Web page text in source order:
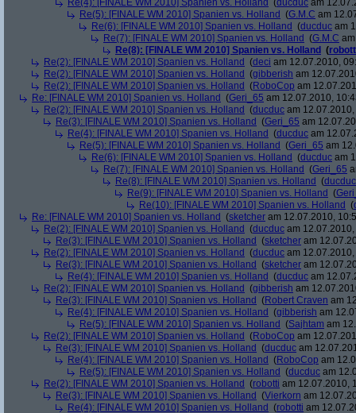
Re(4): [FINALE WM 2010] Spanien vs. Holland (ducduc am
Re(5): [FINALE WM 2010] Spanien vs. Holland (G.M.C am
Re(6): [FINALE WM 2010] Spanien vs. Holland (ducduc am
Re(7): [FINALE WM 2010] Spanien vs. Holland (G.M.C
Re(8): [FINALE WM 2010] Spanien vs. Holland (
Re(2): [FINALE WM 2010] Spanien vs. Holland (deci am 12.07.2010,
Re(2): [FINALE WM 2010] Spanien vs. Holland (gibberish am
Re(2): [FINALE WM 2010] Spanien vs. Holland (RoboCop am
Re: [FINALE WM 2010] Spanien vs. Holland (Geri_65 am 12.07.2010,
Re(2): [FINALE WM 2010] Spanien vs. Holland (ducduc am
Re(3): [FINALE WM 2010] Spanien vs. Holland (Geri_65 am
Re(4): [FINALE WM 2010] Spanien vs. Holland (ducduc am
Re(5): [FINALE WM 2010] Spanien vs. Holland (Geri_65 am
Re(6): [FINALE WM 2010] Spanien vs. Holland (ducduc am
Re(7): [FINALE WM 2010] Spanien vs. Holland (Geri_65
Re(8): [FINALE WM 2010] Spanien vs. Holland (ducduc
Re(9): [FINALE WM 2010] Spanien vs. Holland (
Re(10): [FINALE WM 2010] Spanien vs. Holland (
Re: [FINALE WM 2010] Spanien vs. Holland (sketcher am 12.07.2010,
Re(2): [FINALE WM 2010] Spanien vs. Holland (ducduc am
Re(3): [FINALE WM 2010] Spanien vs. Holland (sketcher am
Re(2): [FINALE WM 2010] Spanien vs. Holland (ducduc am
Re(3): [FINALE WM 2010] Spanien vs. Holland (sketcher am
Re(4): [FINALE WM 2010] Spanien vs. Holland (ducduc am
Re(2): [FINALE WM 2010] Spanien vs. Holland (gibberish am
Re(3): [FINALE WM 2010] Spanien vs. Holland (Robert Craven am
Re(4): [FINALE WM 2010] Spanien vs. Holland (gibberish am
Re(5): [FINALE WM 2010] Spanien vs. Holland (Sajhtam am
Re(2): [FINALE WM 2010] Spanien vs. Holland (RoboCop am
Re(3): [FINALE WM 2010] Spanien vs. Holland (ducduc am
Re(4): [FINALE WM 2010] Spanien vs. Holland (RoboCop am
Re(5): [FINALE WM 2010] Spanien vs. Holland (ducduc am
Re(2): [FINALE WM 2010] Spanien vs. Holland (robotti am 12.07.2010,
Re(3): [FINALE WM 2010] Spanien vs. Holland (Vierkorn am
Re(4): [FINALE WM 2010] Spanien vs. Holland (robotti am